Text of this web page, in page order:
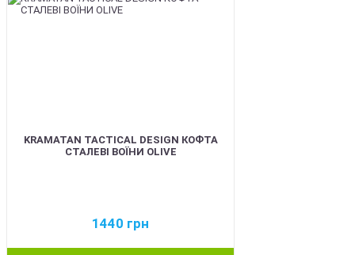
KRAMATAN TACTICAL DESIGN КОФТА
СТАЛЕВІ ВОЇНИ OLIVE
1440 грн